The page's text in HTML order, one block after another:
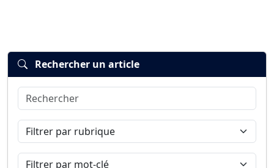
Connexion
Rechercher un article
Rechercher
Filtrer par rubrique
Filtrer par mot-clé